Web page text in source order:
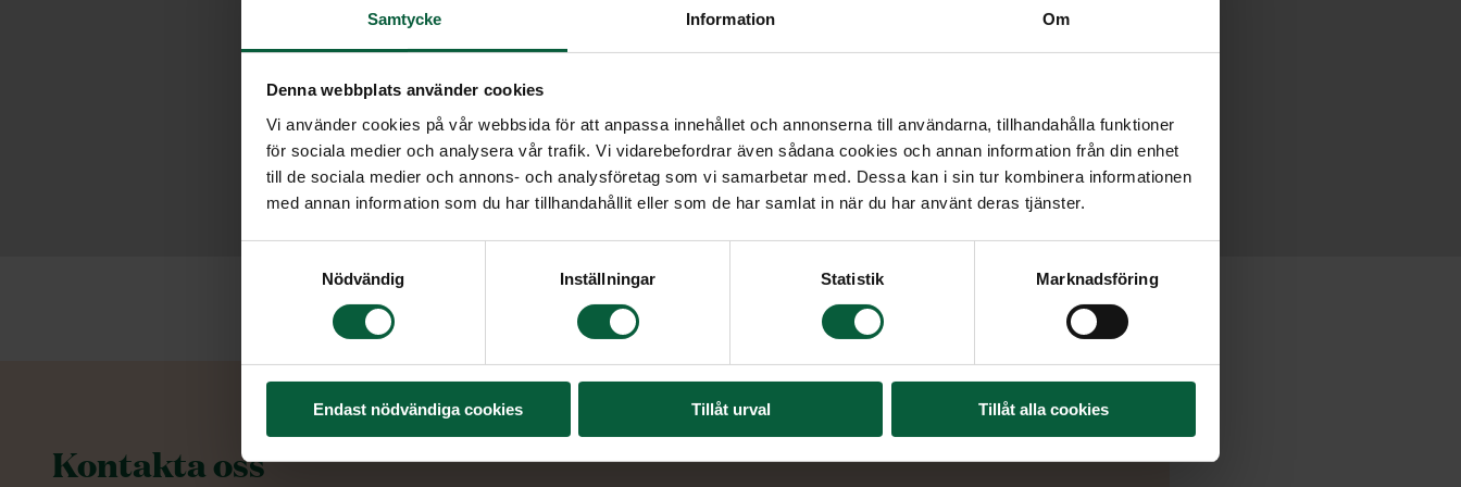
Samtycke Information Om
Denna webbplats använder cookies
Vi använder cookies på vår webbsida för att anpassa innehållet och annonserna till användarna, tillhandahålla funktioner
för sociala medier och analysera vår trafik. Vi vidarebefordrar även sådana cookies och annan information från din enhet
till de sociala medier och annons- och analysföretag som vi samarbetar med. Dessa kan i sin tur kombinera informationen
med annan information som du har tillhandahållit eller som de har samlat in när du har använt deras tjänster.
Nödvändig
Inställningar Statistik Marknadsföring
Endast nödvändiga cookies Tillåt urval Tillåt alla cookies
Kontakta oss